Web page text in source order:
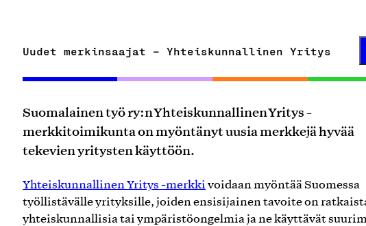
Uudet merkinsaajat – Yhteiskunnallinen Yritys
Suomalainen työ ry:n Yhteiskunnallinen Yritys -
merkkitoimikunta on myöntänyt uusia merkkejä hyvää
tekevien yritysten käyttöön.
Yhteiskunnallinen Yritys -merkki voidaan myöntää Suomessa
työllistävälle yrityksille, joiden ensisijainen tavoite on
yhteiskunnallisia tai ympäristöongelmia ja ne käyttävät